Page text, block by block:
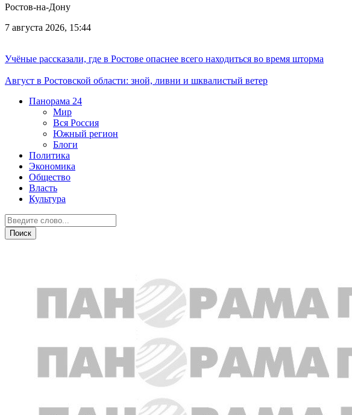
Ростов-на-Дону
7 августа 2026, 15:44
Учёные рассказали, где в Ростове опаснее всего находиться во время шторма
Август в Ростовской области: зной, ливни и шквалистый ветер
Панорама 24
Мир
Вся Россия
Южный регион
Блоги
Политика
Экономика
Общество
Власть
Культура